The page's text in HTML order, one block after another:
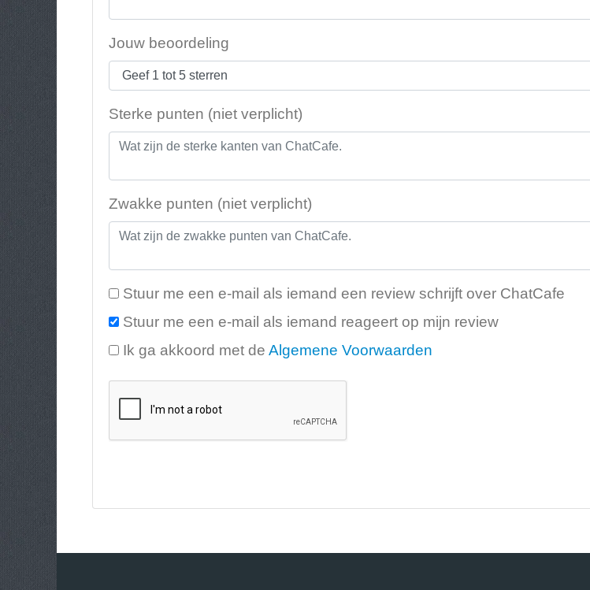
Jouw beoordeling
Sterke punten (niet verplicht)
Zwakke punten (niet verplicht)
Stuur me een e-mail als iemand een review schrijft over ChatCafe
Stuur me een e-mail als iemand reageert op mijn review
Ik ga akkoord met de Algemene Voorwaarden